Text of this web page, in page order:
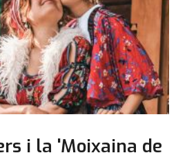
i la 'Moixaina de